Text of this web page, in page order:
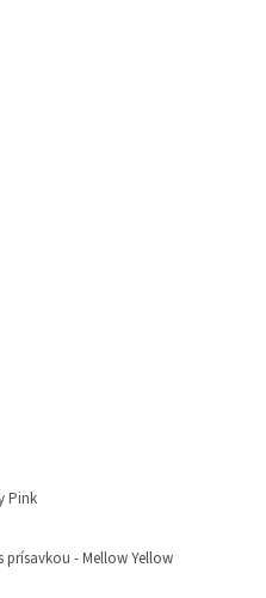
Pink
prísavkou - Mellow Yellow